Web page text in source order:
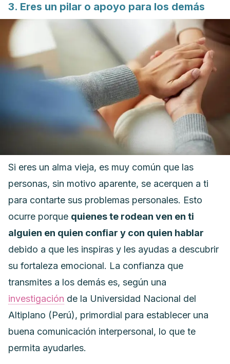
3. Eres un pilar o apoyo para los demás
Si eres un alma vieja, es muy común que las
personas, sin motivo aparente, se acerquen a ti
para contarte sus problemas personales. Esto
ocurre porque quienes te rodean ven en ti
alguien en quien confiar y con quien hablar
debido a que les inspiras y les ayudas a descubrir
su fortaleza emocional. La confianza que
transmites a los demás es, según una
investigación de la Universidad Nacional del
Altiplano (Perú), primordial para establecer una
buena comunicación interpersonal, lo que te
permita ayudarles.